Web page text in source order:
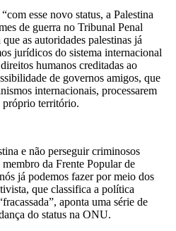
esse novo status, a Palestina
de guerra no Tribunal Penal
as autoridades palestinas já
jurídicos do sistema internacional
humanos creditadas ao
de governos amigos, que
internacionais, processarem
próprio território.
e não perseguir criminosos
da Frente Popular de
já podemos fazer por meio dos
que classifica a política
aponta uma série de
do status na ONU.